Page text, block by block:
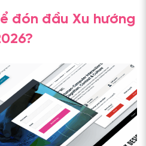
đón đầu Xu hướng